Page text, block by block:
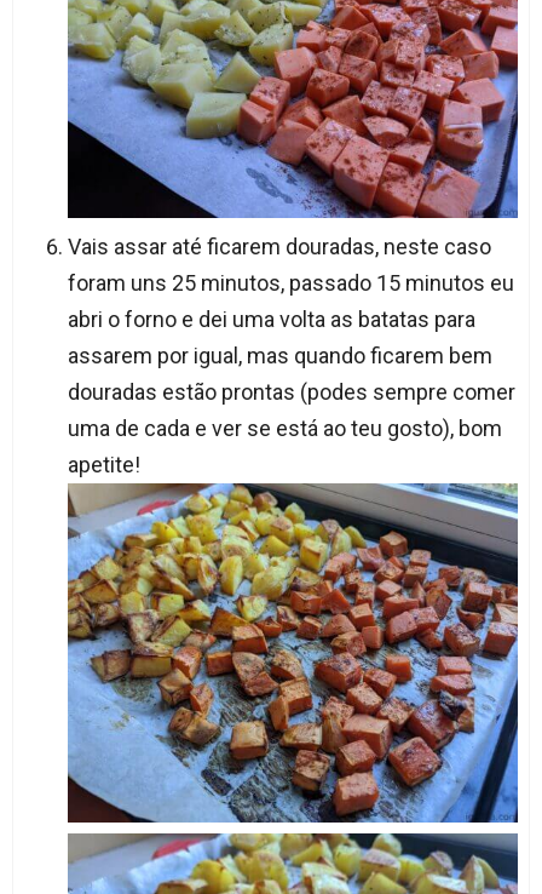
Vais assar até ficarem douradas, neste caso
foram uns 25 minutos, passado 15 minutos eu
abri o forno e dei uma volta as batatas para
assarem por igual, mas quando ficarem bem
douradas estão prontas (podes sempre comer
uma de cada e ver se está ao teu gosto), bom
apetite!